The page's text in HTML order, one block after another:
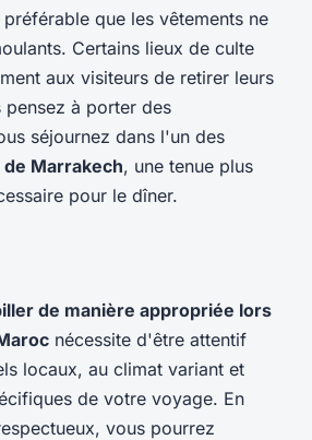
que les vêtements ne
Certains lieux de culte
aux visiteurs de retirer leurs
pensez à porter des
séjournez dans l'un des
Marrakech, une tenue plus
pour le dîner.
de manière appropriée lors
nécessite d'être attentif
locaux, au climat variant et
de votre voyage. En
vous pourrez